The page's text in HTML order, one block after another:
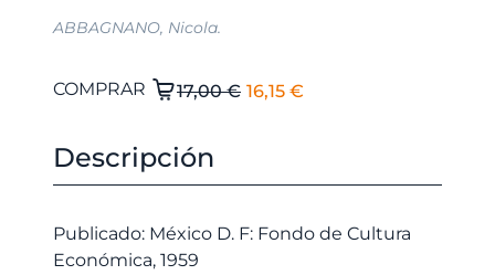
ABBAGNANO, Nicola.
17,00€ El
era:
16,15 €
es:
Filosofía
posible.
COMPRAR
Descripción
Publicado: México D. F: Fondo de Cultura
Económica, 1959